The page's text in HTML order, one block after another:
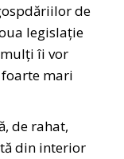
de
legislație
îi vor
mari
de rahat,
din interior